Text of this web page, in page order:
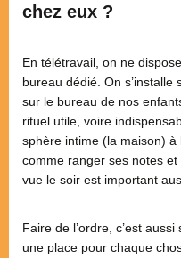
chez eux ?
En télétravail, on ne
bureau dédié. On s’installe
sur le bureau de nos
rituel utile, voire
sphère intime (la maison)
comme ranger ses notes
vue le soir est important
Faire de l’ordre, c’est
une place pour chaque